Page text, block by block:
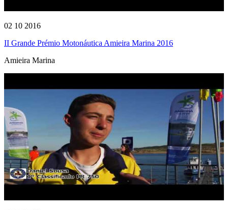
02 10 2016
II Grande Prémio Motonáutica Amieira Marina 2016
Amieira Marina